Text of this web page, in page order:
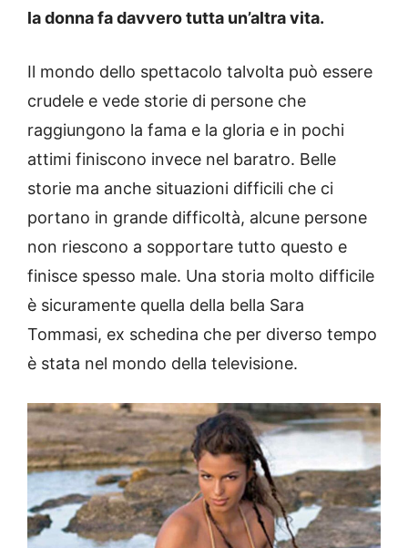
la donna fa davvero tutta un’altra vita.
Il mondo dello spettacolo talvolta può essere
crudele e vede storie di persone che
raggiungono la fama e la gloria e in pochi
attimi finiscono invece nel baratro. Belle
storie ma anche situazioni difficili che ci
portano in grande difficoltà, alcune persone
non riescono a sopportare tutto questo e
finisce spesso male. Una storia molto difficile
è sicuramente quella della bella Sara
Tommasi, ex schedina che per diverso tempo
è stata nel mondo della televisione.